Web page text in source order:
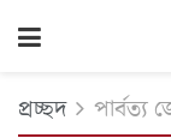
প্রচ্ছদ পার্বত্য